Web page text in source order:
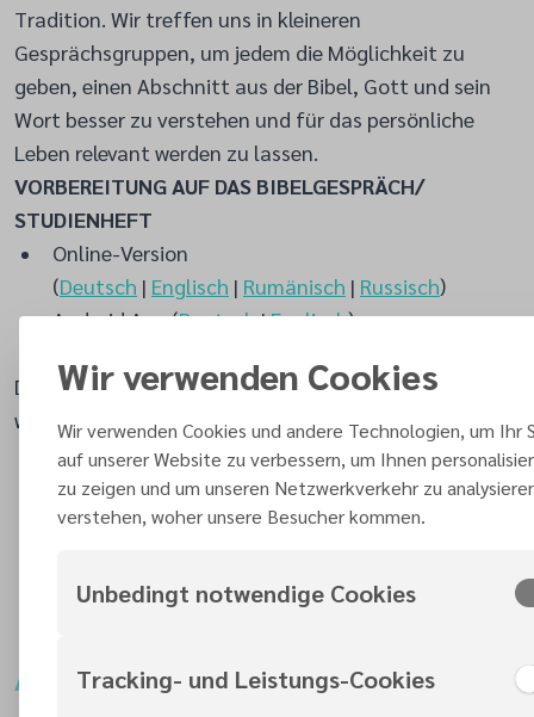
Tradition. Wir treffen uns in kleineren
Gesprächsgruppen, um jedem die Möglichkeit zu
geben, einen Abschnitt aus der Bibel, Gott und sein
Wort besser zu verstehen und für das persönliche
Leben relevant werden zu lassen.
VORBEREITUNG AUF DAS BIBELGESPRÄCH/
STUDIENHEFT
Online-Version
(Deutsch | Englisch | Rumänisch | Russisch)
Android App (Deutsch|Englisch)
Das Studienheft kann auch in Papierform bestellt
werden -
zum Shop.
Wann?
Jeden Sabbat um 9:30 Uhr
Adventgemeinde Oberasbach
Ansprechpartner
Wir verwenden Cookies
Wir verwenden Cookies und andere Technologien, um Ihr
auf unserer Website zu verbessern, um Ihnen
zu zeigen und um unseren Netzwerkverkehr zu
verstehen, woher unsere Besucher kommen.
Unbedingt notwendige Cookies
Tracking- und Leistungs-Cookies